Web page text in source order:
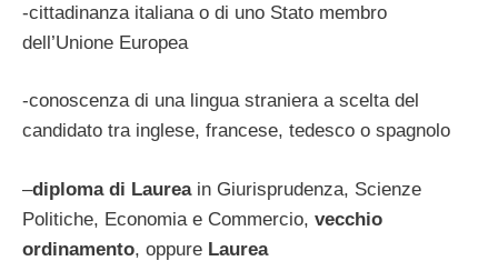
-cittadinanza italiana o di uno Stato membro
dell’Unione Europea
-conoscenza di una lingua straniera a scelta del
candidato tra inglese, francese, tedesco o spagnolo
–diploma di Laureain Giurisprudenza, Scienze
Politiche, Economia e Commercio, vecchio
ordinamento, oppure Laurea